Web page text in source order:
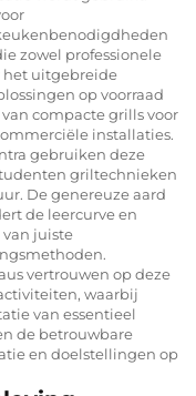
zowel professionele
het uitgebreide
op voorraad
compacte grills voor
installaties.
gebruiken deze
griltechnieken
De genereuze aard
de leercurve en
juiste
vertrouwen op deze
waarbij
van essentieel
de betrouwbare
en doelstellingen op